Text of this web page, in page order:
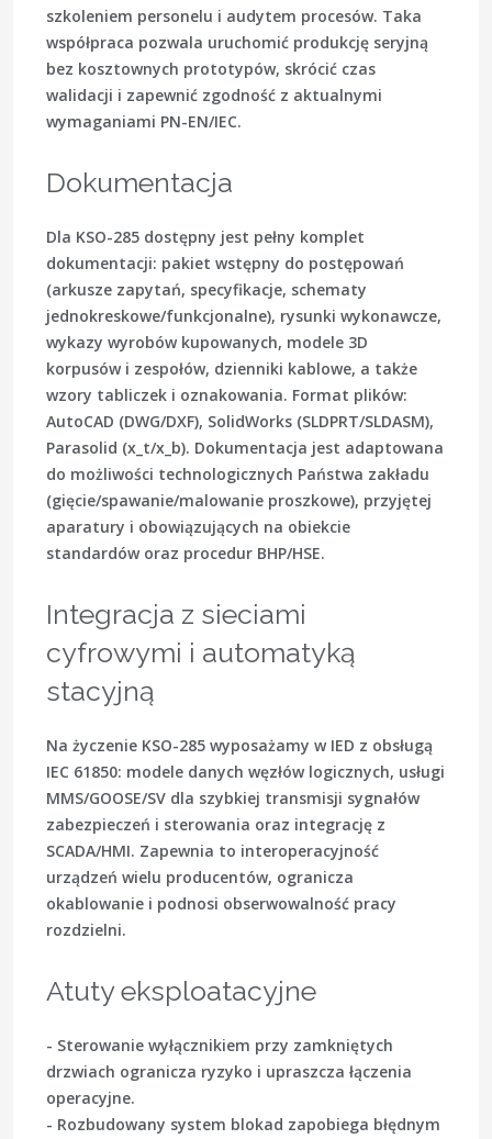
szkoleniem personelu i audytem procesów. Taka
współpraca pozwala uruchomić produkcję seryjną
bez kosztownych prototypów, skrócić czas
walidacji i zapewnić zgodność z aktualnymi
wymaganiami PN-EN/IEC.
Dokumentacja
Dla KSO-285 dostępny jest pełny komplet
dokumentacji: pakiet wstępny do postępowań
(arkusze zapytań, specyfikacje, schematy
jednokreskowe/funkcjonalne), rysunki wykonawcze,
wykazy wyrobów kupowanych, modele 3D
korpusów i zespołów, dzienniki kablowe, a także
wzory tabliczek i oznakowania. Format plików:
AutoCAD (DWG/DXF), SolidWorks (SLDPRT/SLDASM),
Parasolid (x_t/x_b). Dokumentacja jest adaptowana
do możliwości technologicznych Państwa zakładu
(gięcie/spawanie/malowanie proszkowe), przyjętej
aparatury i obowiązujących na obiekcie
standardów oraz procedur BHP/HSE.
Integracja z sieciami
cyfrowymi i automatyką
stacyjną
Na życzenie KSO-285 wyposażamy w IED z obsługą
IEC 61850: modele danych węzłów logicznych, usługi
MMS/GOOSE/SV dla szybkiej transmisji sygnałów
zabezpieczeń i sterowania oraz integrację z
SCADA/HMI. Zapewnia to interoperacyjność
urządzeń wielu producentów, ogranicza
okablowanie i podnosi obserwowalność pracy
rozdzielni.
Atuty eksploatacyjne
- Sterowanie wyłącznikiem przy zamkniętych
drzwiach ogranicza ryzyko i upraszcza łączenia
operacyjne.
- Rozbudowany system blokad zapobiega błędnym